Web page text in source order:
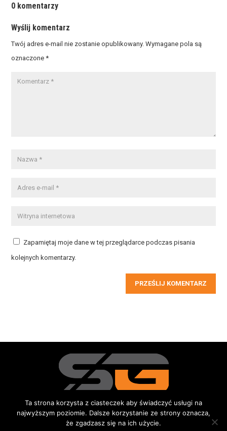
0 komentarzy
Wyślij komentarz
Twój adres e-mail nie zostanie opublikowany. Wymagane pola są
oznaczone*
Zapamiętaj moje dane w tej przeglądarce podczas pisania
kolejnych komentarzy.
PRZEŚLIJ KOMENTARZ
Redakcja Kontakt Reklama Do pobrania
Ta strona korzysta z ciasteczek aby świadczyć usługi na
najwyższym poziomie. Dalsze korzystanie ze strony oznacza,
że zgadzasz się na ich użycie.